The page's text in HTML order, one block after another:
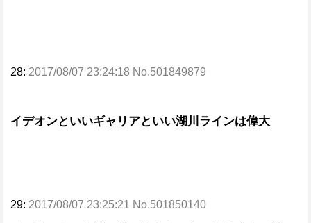
28: 2017/08/07 23:24:18 No.501849879
イデオンといいギャリアといい湖川ラインは偉大
29: 2017/08/07 23:25:21 No.501850140